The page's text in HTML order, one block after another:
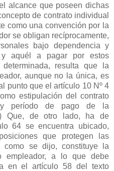
alcance que poseen dichas
de contrato individual
como una convención por la
se obligan recíprocamente,
bajo dependencia y
y aquél a pagar por estos
resulta que la
aunque no la única, es
punto que el artículo 10 Nº 4
estipulación del contrato
período de pago de la
Que, de otro lado, ha de
64 se encuentra ubicado,
que protegen las
como se dijo, constituye la
empleador, a lo que debe
en el artículo 58 del texto